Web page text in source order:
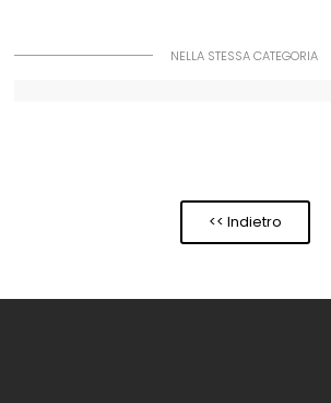
NELLA STESSA CATEGORIA
<< Indietro